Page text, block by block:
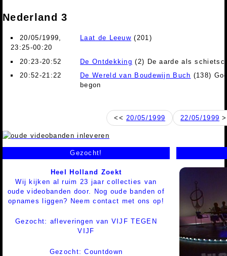
Nederland 3
20/05/1999,
23:25-00:20
Laat de Leeuw (201)
20:23-20:52 De Ontdekking (2) De aarde als
20:52-21:22
De Wereld van Boudewijn Buch (138)
begon
<< 20/05/1999 22/05/1999
Gezocht!
Heel Holland Zoekt
Wij kijken al ruim 23 jaar collecties van
oude videobanden door. Nog oude banden of
opnames liggen? Neem contact met ons op!
Gezocht: afleveringen van VIJF TEGEN
VIJF
Gezocht: Countdown